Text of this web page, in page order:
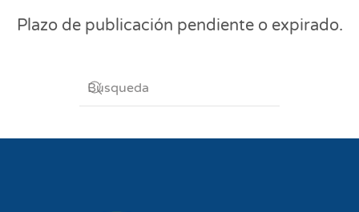
Plazo de publicación pendiente o expirado.